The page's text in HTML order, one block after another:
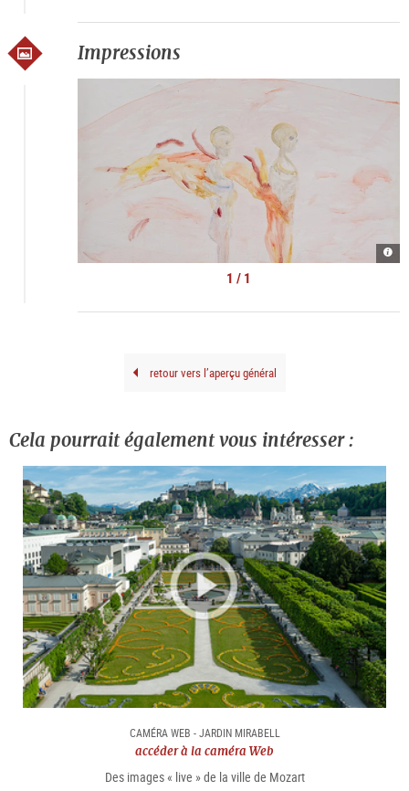
Impressions
1 / 1
retour vers l’aperçu général
Cela pourrait également vous intéresser :
CAMÉRA WEB - JARDIN MIRABELL
accéder à la caméra Web
Des images « live » de la ville de Mozart